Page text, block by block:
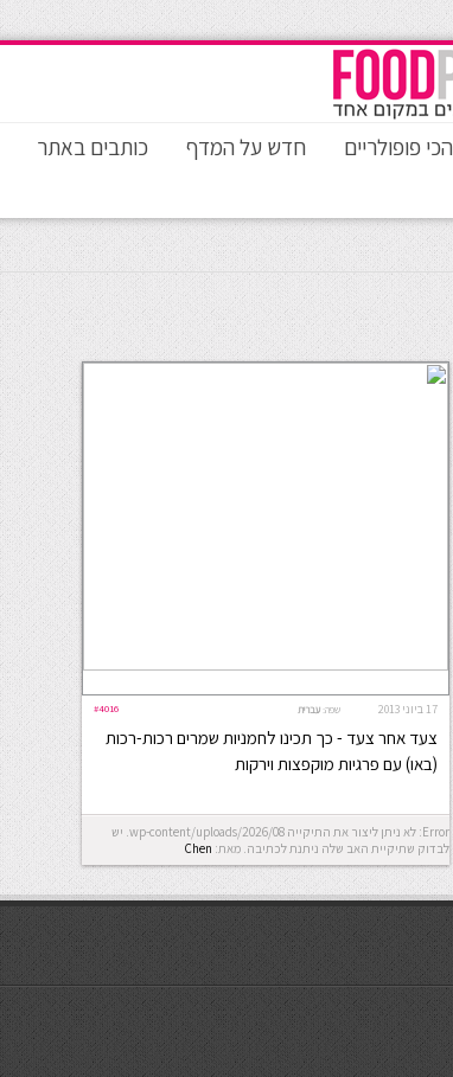
הכי פופולריים חדש על המדף כותבים באתר
17 ביוני 2013 #4016 שפה: עברית
צעד אחר צעד - כך תכינו לחמניות שמרים רכות-רכות
(באו) עם פרגיות מוקפצות וירקות
Error: לא ניתן ליצור את התיקייה wp-content/uploads/2026/08. יש
לבדוק שתיקיית האב שלה ניתנת לכתיבה. מאת: Chen